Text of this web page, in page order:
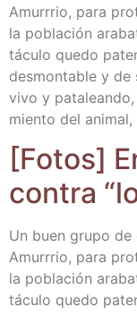
Amurrrio, para
la pobla­ción
tácu­lo que­do
des­mon­ta­ble y de
vivo y
mien­to del
[Fotos]
con­tra
Un buen gru­po de
Amurrrio, para
la pobla­ción
tácu­lo que­do